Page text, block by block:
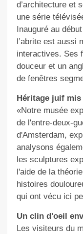
d’architecture et
une série
Inauguré au
l’abrite est aussi
interactives. Ses
douceur et un
de fenêtres
Héritage juif mis
«Notre musée
de l'entre-deux-
d'Amsterdam,
analysons
les sculptures
l'aide de la
histoires
qui ont vécu ici
Un clin d'oeil
Les visiteurs du